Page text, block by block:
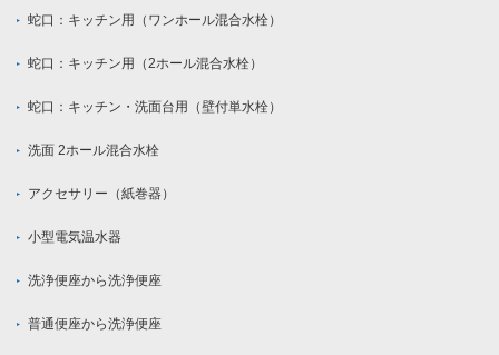
蛇口：キッチン用（ワンホール混合水栓）
蛇口：キッチン用（2ホール混合水栓）
蛇口：キッチン・洗面台用（壁付単水栓）
洗面 2ホール混合水栓
アクセサリー（紙巻器）
小型電気温水器
洗浄便座から洗浄便座
普通便座から洗浄便座